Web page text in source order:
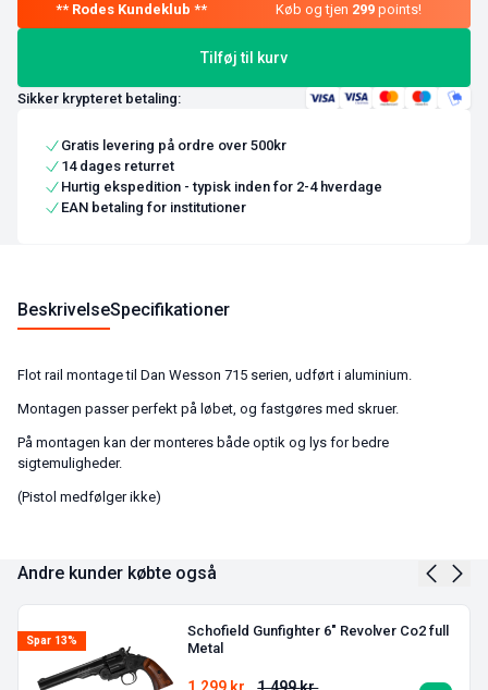
Køb og tjen 299 points!
Tilføj til kurv
Sikker krypteret betaling:
Gratis levering på ordre over 500kr
14 dages returret
Hurtig ekspedition - typisk inden for 2-4 hverdage
EAN betaling for institutioner
BeskrivelseSpecifikationer
Flot rail montage til Dan Wesson 715 serien, udført i aluminium.
Montagen passer perfekt på løbet, og fastgøres med skruer.
På montagen kan der monteres både optik og lys for bedre
sigtemuligheder.
(Pistol medfølger ikke)
Andre kunder købte også
Spar 13%
Schofield Gunfighter 6″ Revolver Co2 full
Metal